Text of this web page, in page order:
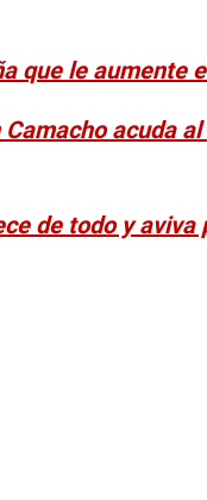
que le aumente
acuda al
de todo y aviva